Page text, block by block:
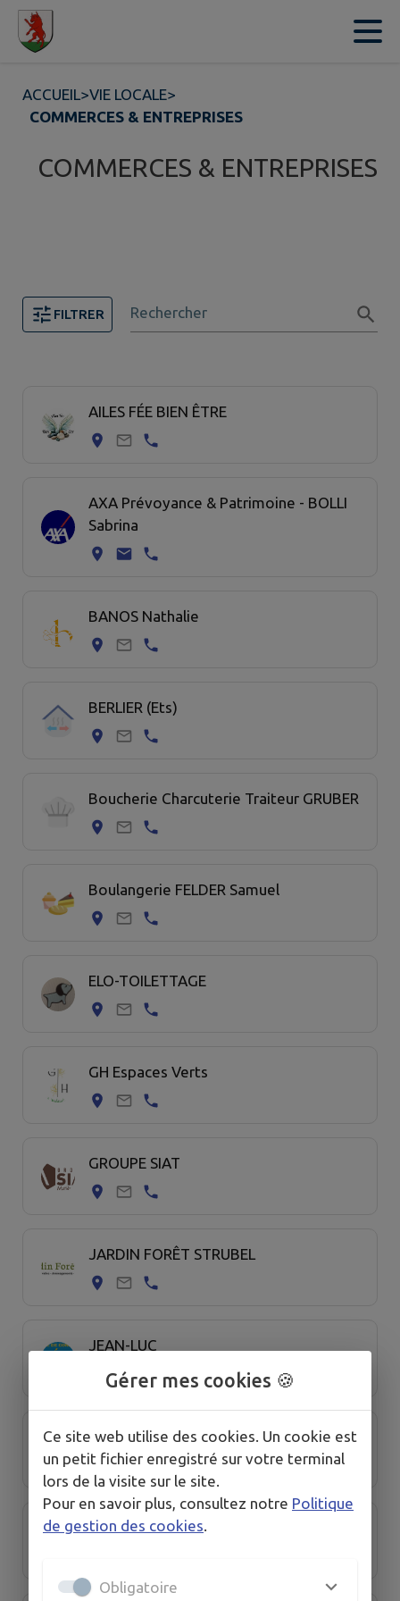
Contenu
ACCUEIL>VIE LOCALE>
COMMERCES & ENTREPRISES
COMMERCES & ENTREPRISES
FILTRER Rechercher
AILES FÉE BIEN ÊTRE
AXA Prévoyance & Patrimoine - BOLLI
Sabrina
BANOS Nathalie
BERLIER (Ets)
Boucherie Charcuterie Traiteur GRUBER
Boulangerie FELDER Samuel
ELO-TOILETTAGE
GH Espaces Verts
GROUPE SIAT
JARDIN FORÊT STRUBEL
JEAN-LUC
JEM CONSULTING
JO-ELEC
Gérer mes cookies 🍪
Ce site web utilise des cookies. Un cookie est
un petit fichier enregistré sur votre terminal
lors de la visite sur le site.
Pour en savoir plus, consultez notre Politique
de gestion des cookies.
Obligatoire